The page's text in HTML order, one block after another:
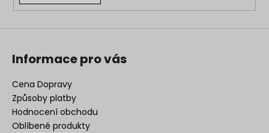
Informace pro vás
Cena Dopravy
Způsoby platby
Hodnocení obchodu
Oblíbené produkty